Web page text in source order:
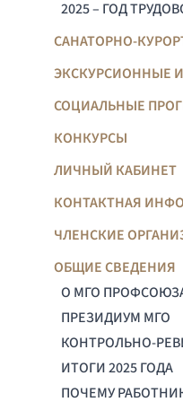
2025 – ГОД
САНАТОРНО-
ЭКСКУРСИОННЫЕ
СОЦИАЛЬНЫЕ
КОНКУРСЫ
ЛИЧНЫЙ КАБИНЕТ
КОНТАКТНАЯ
ЧЛЕНСКИЕ
ОБЩИЕ СВЕДЕНИЯ
О МГО
ПРЕЗИДИУМ МГО
КОНТРОЛЬНО-
ИТОГИ 2025 ГОДА
ПОЧЕМУ